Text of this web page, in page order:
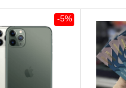
Khách Hàng
-5%